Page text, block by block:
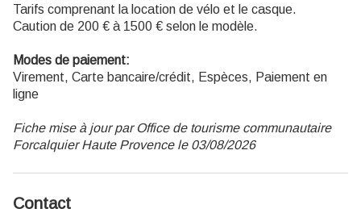
Tarifs comprenant la location de vélo et le casque.
Caution de 200 € à 1500 € selon le modèle.
Modes de paiement:
Virement, Carte bancaire/crédit, Espèces, Paiement en
ligne
Fiche mise à jour par Office de tourisme communautaire
Forcalquier Haute Provence le 03/08/2026
Contact